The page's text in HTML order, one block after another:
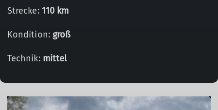
Strecke: 110 km
Kondition: groß
Technik: mittel